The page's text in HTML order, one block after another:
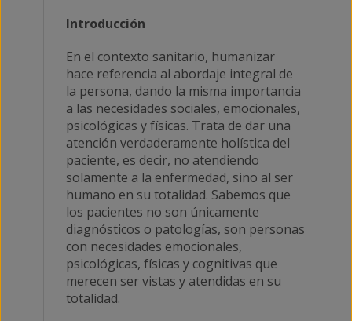
Introducción
En el contexto sanitario, humanizar
hace referencia al abordaje integral de
la persona, dando la misma importancia
a las necesidades sociales, emocionales,
psicológicas y físicas. Trata de dar una
atención verdaderamente holística del
paciente, es decir, no atendiendo
solamente a la enfermedad, sino al ser
humano en su totalidad. Sabemos que
los pacientes no son únicamente
diagnósticos o patologías, son personas
con necesidades emocionales,
psicológicas, físicas y cognitivas que
merecen ser vistas y atendidas en su
totalidad.